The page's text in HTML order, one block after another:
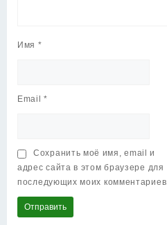
Имя *
Email*
Сохранить моё имя, email и
адрес сайта в этом браузере для
последующих моих комментариев.